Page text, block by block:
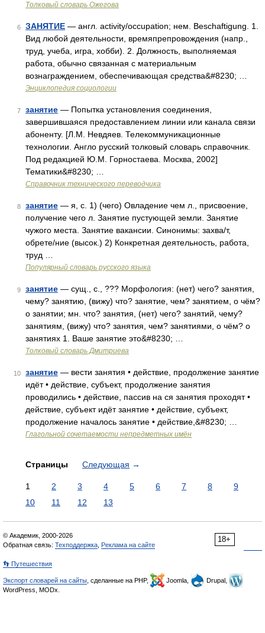
Толковый словарь Ожегова
6 ЗАНЯТИЕ — англ. activity/occupation; нем. Beschaftigung. 1.
Вид любой деятельности, времяпрепровождения (напр.,
труд, учеба, игра, хобби). 2. Должность, выполняемая
работа, обычно связанная с материальным
вознаграждением, обеспечивающая средства&#8230; …
Энциклопедия социологии
7 занятие — Попытка установления соединения,
завершившаяся предоставлением линии или канала связи
абоненту. [Л.М. Невдяев. Телекоммуникационные
технологии. Англо русский толковый словарь справочник.
Под редакцией Ю.М. Горностаева. Москва, 2002]
Тематики&#8230; …
Справочник технического переводчика
8 занятие — я, с. 1) (чего) Овладение чем л., присвоение,
получение чего л. Занятие пустующей земли. Занятие
чужого места. Занятие вакансии. Синонимы: захва/т,
обрете/ние (высок.) 2) Конкретная деятельность, работа,
труд …
Популярный словарь русского языка
9 занятие — сущ., с., ??? Морфология: (нет) чего? занятия,
чему? занятию, (вижу) что? занятие, чем? занятием, о чём?
о занятии; мн. что? занятия, (нет) чего? занятий, чему?
занятиям, (вижу) что? занятия, чем? занятиями, о чём? о
занятиях 1. Ваше занятие это&#8230; …
Толковый словарь Дмитриева
10 занятие — вести занятия • действие, продолжение занятие
идёт • действие, субъект, продолжение занятия
проводились • действие, пассив на ся занятия проходят •
действие, субъект идёт занятие • действие, субъект,
продолжение началось занятие • действие,&#8230; …
Глагольной сочетаемости непредметных имён
Страницы Следующая →
1 2 3 4 5 6 7 8
9
10
11 12 13
18+
© Академик, 2000-2026
Обратная связь: Техподдержка Реклама на сайте
👣 Путешествия
Экспорт словарей на сайты , сделанные на PHP, Joomla,
Drupal,
WordPress, MODx.